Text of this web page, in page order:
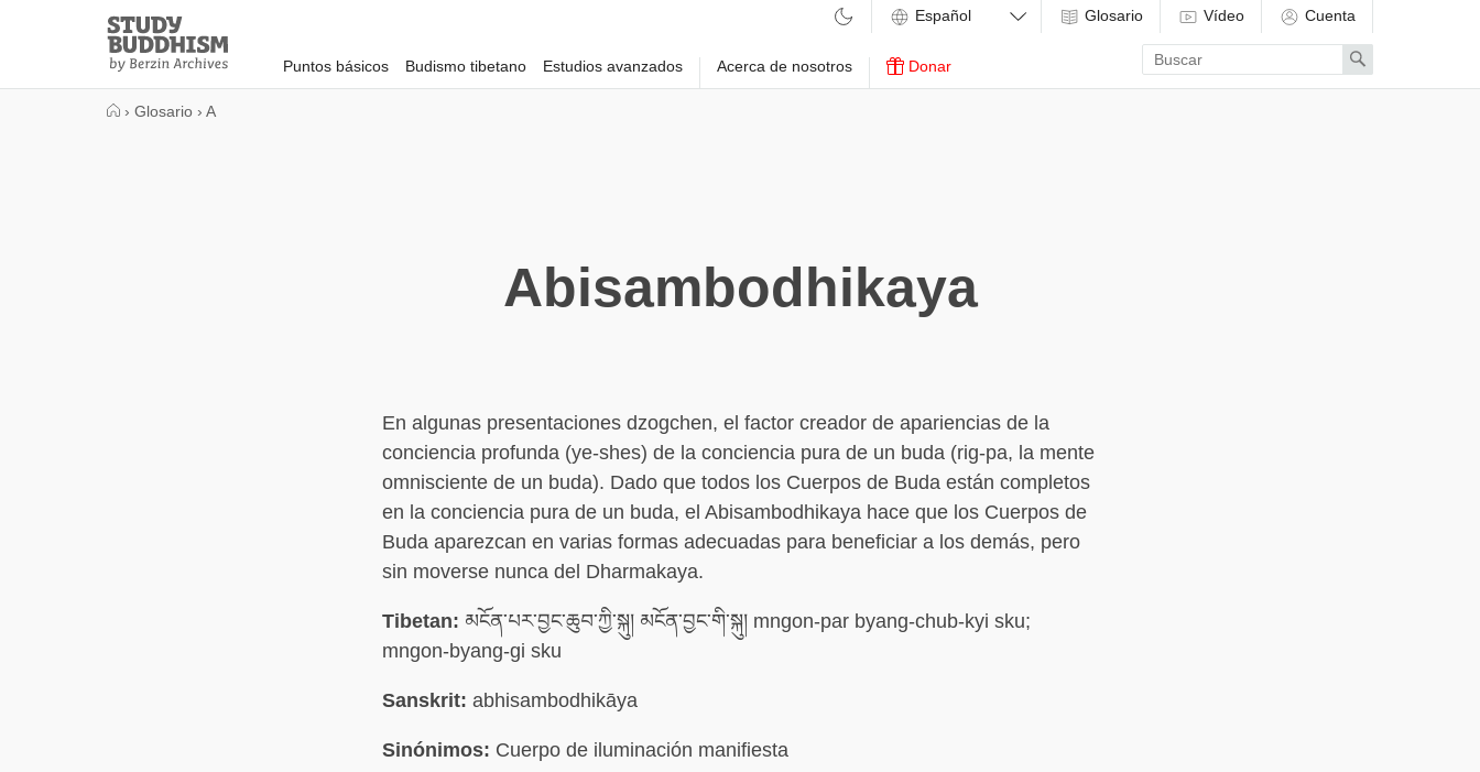
Study
Buddhism
Home
Puntos básicos Budismo tibetano Estudios avanzados Acerca de nosotros Donar
Glosario Vídeo Cuenta
Enter
search
term
Search
› Glosario › A
Abisambodhikaya
En algunas presentaciones dzogchen, el factor creador de apariencias de la
conciencia profunda (ye-shes) de la conciencia pura de un buda (rig-pa, la mente
omnisciente de un buda). Dado que todos los Cuerpos de Buda están completos
en la conciencia pura de un buda, el Abisambodhikaya hace que los Cuerpos de
Buda aparezcan en varias formas adecuadas para beneficiar a los demás, pero
sin moverse nunca del Dharmakaya.
Tibetan: མངོན་པར་བྱང་ཆུབ་ཀྱི་སྐུ། མངོན་བྱང་གི་སྐུ། mngon-par byang-chub-kyi sku;
mngon-byang-gi sku
Sanskrit: abhisambodhikāya
Sinónimos: Cuerpo de iluminación manifiesta